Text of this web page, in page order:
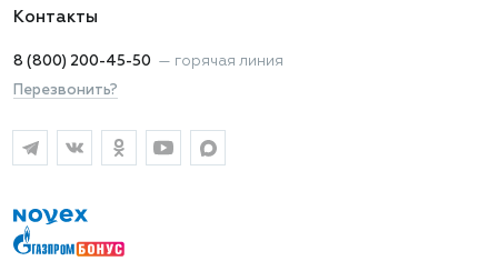
Контакты
8 (800) 200-45-50 — горячая линия
Перезвонить?